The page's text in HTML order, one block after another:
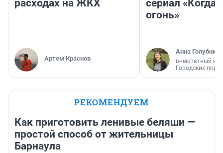
расходах на ЖКХ
Артем Краснов
сериал «Когда
огонь»
Анна
внештатный
Городских
РЕКОМЕНДУЕМ
Как приготовить ленивые беляши —
простой способ от жительницы
Барнаула